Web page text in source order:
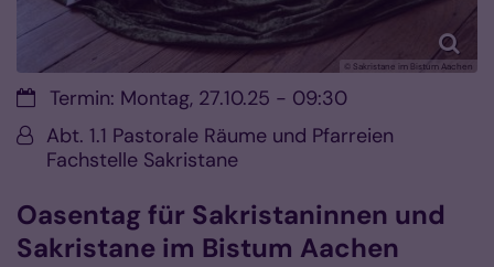
© Sakristane im Bistum Aachen
Datum:Termin: Montag, 27.10.25 - 09:30
Von:Abt. 1.1 Pastorale Räume und Pfarreien
Fachstelle Sakristane
Oasentag für Sakristaninnen und
Sakristane im Bistum Aachen